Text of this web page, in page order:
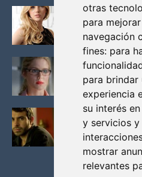
otras
para
navegación
fines: para
para brindar
experiencia
su interés
y servicios y
mostrar
relevantes
KATHERYN
VIKINGOS
Junio 14, 2013
FELICITY (EMILY
MAS BONITAS DE
Noviembre 30, 2013
BLACK MIRROR:
LA CRITICA
Mayo 17, 2012